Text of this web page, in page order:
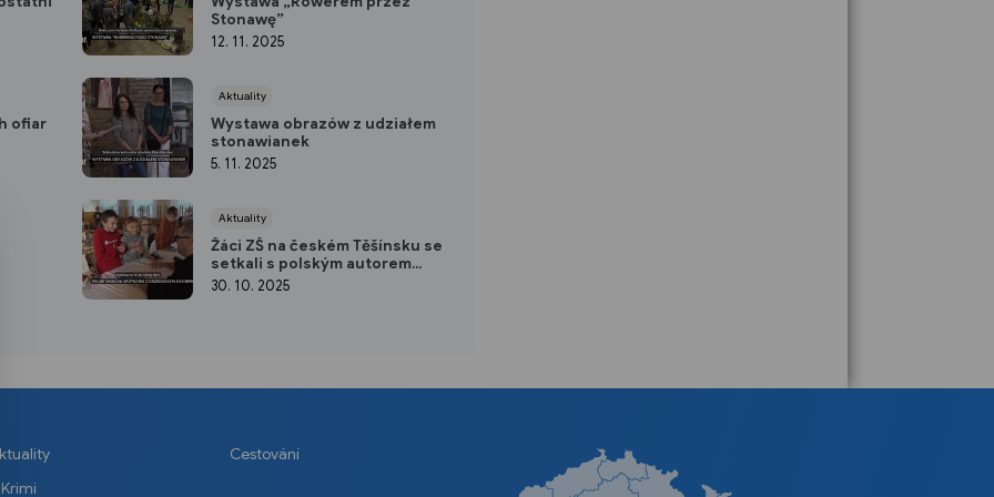
ofiar
Stonawę”
12. 11. 2025
Aktuality
Wystawa obrazów z udziałem
stonawianek
5. 11. 2025
Aktuality
Žáci ZŠ na českém Těšínsku se
setkali s polským autorem
dětských knih Grzegorzem
30. 10. 2025
Krimi
Cestování